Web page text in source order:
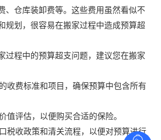
、仓库装卸费等。这些费用虽然看似不
规划，很容易在搬家过程中造成预算超
过程中的预算超支问题，建议您在搬家
费标准和项目，确保预算中包含所有
评估，以便购买合适的保险。
收政策和清关流程，以便对预算进行